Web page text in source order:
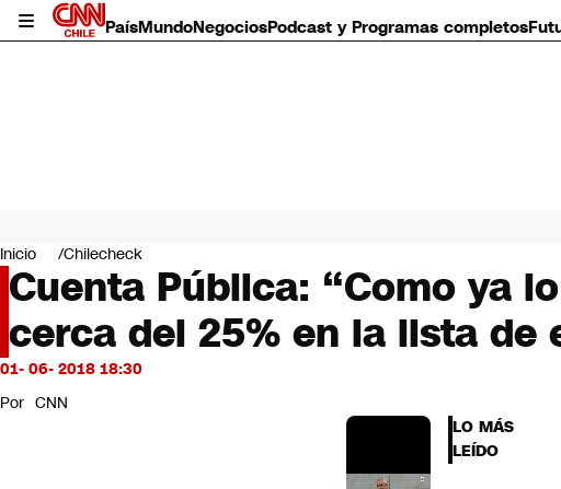
PaísMundoNegociosPodcast y Programas completos
Mundo
Negocios
Deportes
Programas completos
Cultura
Servicios
Bits
CNN Data
Inicio Chilecheck
Cuenta Pública: “Como ya
cerca del 25% en la lista de
01- 06- 2018 18:30
Por CNN
LO MÁS
LEÍDO